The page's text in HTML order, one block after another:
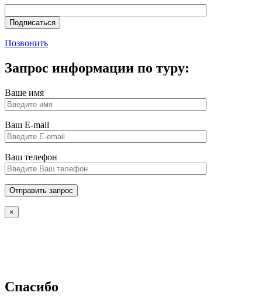
Позвонить
Запрос информации по туру:
Ваше имя
Ваш E-mail
Ваш телефон
×
Спасибо